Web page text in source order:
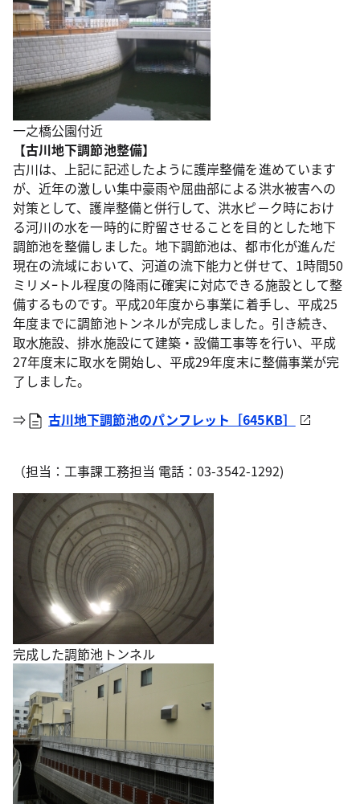
一之橋公園付近
【古川地下調節池整備】
古川は、上記に記述したように護岸整備を進めています
が、近年の激しい集中豪雨や屈曲部による洪水被害への
対策として、護岸整備と併行して、洪水ピ－ク時におけ
る河川の水を一時的に貯留させることを目的とした地下
調節池を整備しました。地下調節池は、都市化が進んだ
現在の流域において、河道の流下能力と併せて、1時間50
ミリメｰトル程度の降雨に確実に対応できる施設として整
備するものです。平成20年度から事業に着手し、平成25
年度までに調節池トンネルが完成しました。引き続き、
取水施設、排水施設にて建築・設備工事等を行い、平成
27年度末に取水を開始し、平成29年度末に整備事業が完
了しました。
⇒
古川地下調節池のパンフレット［645KB］
（担当：工事課工務担当 電話：03-3542-1292)
完成した調節池トンネル